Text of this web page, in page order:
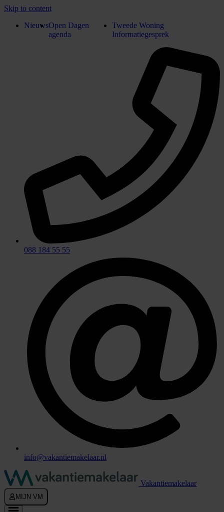
Skip to content
NieuwsOpen Dagen
agenda
Tweede Woning
Informatiegesprek
088 184 55 55
info@vakantiemakelaar.nl
Vakantiemakelaar
MIJN VM